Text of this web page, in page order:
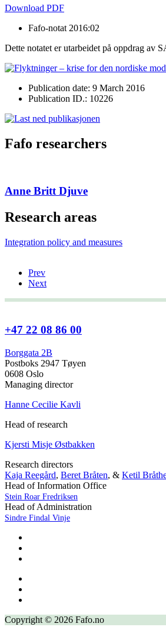
Download PDF
Fafo-notat 2016:02
Dette notatet er utarbeidet på oppdrag av
Publication date: 9 March 2016
Publication ID.: 10226
Fafo researchers
Anne Britt Djuve
Research areas
Integration policy and measures
Prev
Next
+47 22 08 86 00
Borggata 2B
Postboks 2947 Tøyen
0608 Oslo
Managing director
Hanne Cecilie Kavli
Head of research
Kjersti Misje Østbakken
Research directors
Kaja Reegård, Beret Bråten, & Ketil
Head of Information Office
Stein Roar Fredriksen
Head of Administration
Sindre Findal Vinje
Copyright © 2026 Fafo.no